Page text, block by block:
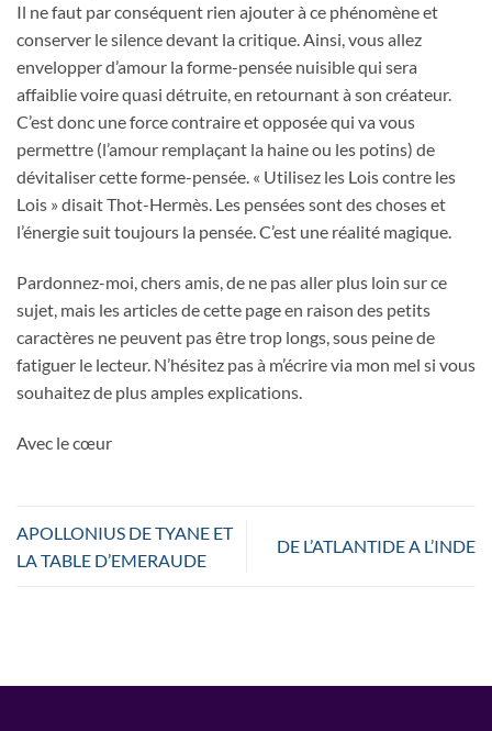
Il ne faut par conséquent rien ajouter à ce phénomène et
conserver le silence devant la critique. Ainsi, vous allez
envelopper d’amour la forme-pensée nuisible qui sera
affaiblie voire quasi détruite, en retournant à son créateur.
C’est donc une force contraire et opposée qui va vous
permettre (l’amour remplaçant la haine ou les potins) de
dévitaliser cette forme-pensée. « Utilisez les Lois contre les
Lois » disait Thot-Hermès. Les pensées sont des choses et
l’énergie suit toujours la pensée. C’est une réalité magique.
Pardonnez-moi, chers amis, de ne pas aller plus loin sur ce
sujet, mais les articles de cette page en raison des petits
caractères ne peuvent pas être trop longs, sous peine de
fatiguer le lecteur. N’hésitez pas à m’écrire via mon mel si vous
souhaitez de plus amples explications.
Avec le cœur
APOLLONIUS DE TYANE ET
LA TABLE D’EMERAUDE
DE L’ATLANTIDE A L’INDE